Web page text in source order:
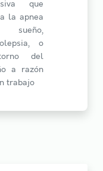
que
la apnea
sueño,
o
del
a razón
trabajo